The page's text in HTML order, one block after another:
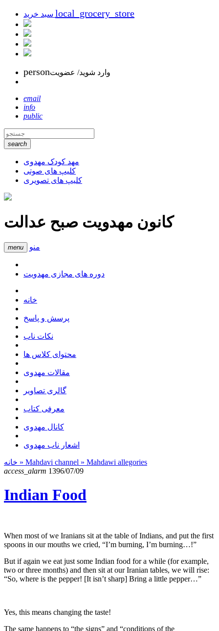
local_grocery_store
personوارد شوید/ عضویت
email
info
public
search
مهد کودک مهدوی
کلیپ های صوتی
کلیپ های تصویری
کانون مهدویت صبح عدالت
menu منو
دوره های مجازی مهدویت
خانه
پرسش و پاسخ
نکات ناب
محتوای کلاس ها
مقالات مهدوی
گالری تصاویر
معرفی کتاب
کانال مهدوی
اشعار ناب مهدوی
» Mahdavi channel » Mahdawi allegories
access_alarm 1396/07/09
Indian Food
When most of we Iranians sit at the table of Indians, and put the first
spoons in our mouths we cried, “I’m burning, I’m burning…!”
But if again we eat just some Indian food for a while (for example,
two or three months) and then sit at our Iranian tables, we will rise:
“So, where is the pepper! [It isn’t sharp] Bring a little pepper…”
Yes, this means changing the taste!
The same happens to “the signs” and “conditions of the